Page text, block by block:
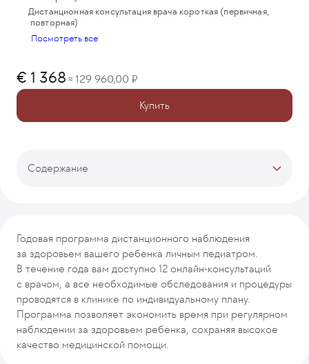
Дистанционная консультация врача короткая (первичная,
повторная)
Посмотреть все
Купить
1 368 ≈ 129 960,00
Содержание
Врачи-кураторы
Отзывы
Рекомендуемые программы
Годовая программа дистанционного наблюдения
за здоровьем вашего ребенка личным педиатром.
В течение года вам доступно 12 онлайн-консультаций
с врачом, а все необходимые обследования и процедуры
проводятся в клинике по индивидуальному плану.
Программа позволяет экономить время при регулярном
наблюдении за здоровьем ребенка, сохраняя высокое
качество медицинской помощи.